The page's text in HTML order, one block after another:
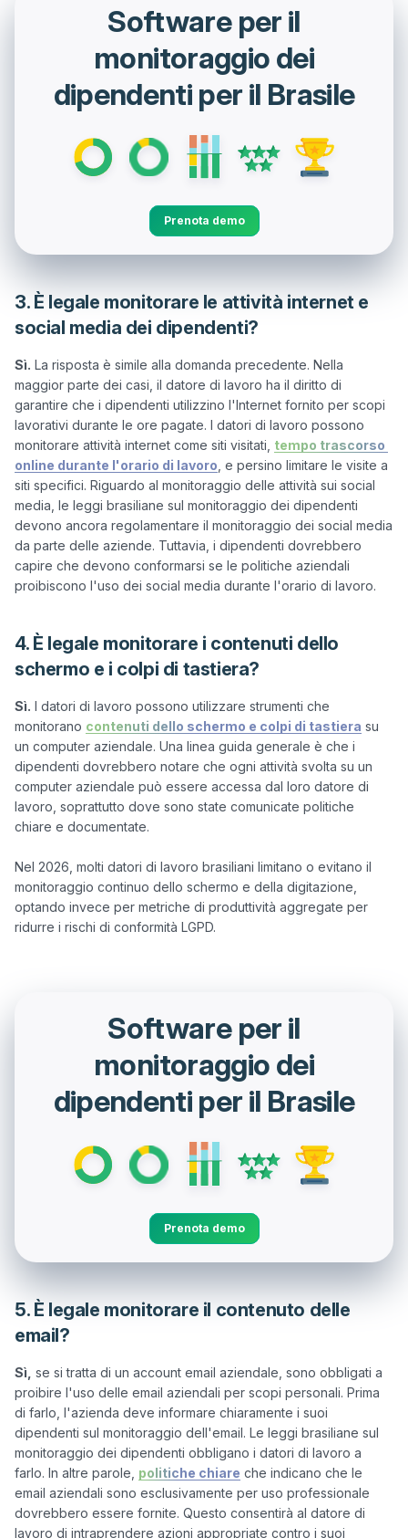
Software per il
monitoraggio dei
dipendenti per il Brasile
Prenota demo
3. È legale monitorare le attività internet e
social media dei dipendenti?
Sì. La risposta è simile alla domanda precedente. Nella
maggior parte dei casi, il datore di lavoro ha il diritto di
garantire che i dipendenti utilizzino l'Internet fornito per scopi
lavorativi durante le ore pagate. I datori di lavoro possono
monitorare attività internet come siti visitati, tempo trascorso
online durante l'orario di lavoro, e persino limitare le visite a
siti specifici. Riguardo al monitoraggio delle attività sui social
media, le leggi brasiliane sul monitoraggio dei dipendenti
devono ancora regolamentare il monitoraggio dei social media
da parte delle aziende. Tuttavia, i dipendenti dovrebbero
capire che devono conformarsi se le politiche aziendali
4. È legale monitorare i contenuti dello
schermo e i colpi di tastiera?
Sì. I datori di lavoro possono utilizzare strumenti che
monitorano contenuti dello schermo e colpi di tastiera su
un computer aziendale. Una linea guida generale è che i
dipendenti dovrebbero notare che ogni attività svolta su un
computer aziendale può essere accessa dal loro datore di
lavoro, soprattutto dove sono state comunicate politiche
chiare e documentate.
Nel 2026, molti datori di lavoro brasiliani limitano o evitano il
monitoraggio continuo dello schermo e della digitazione,
optando invece per metriche di produttività aggregate per
Software per il
monitoraggio dei
dipendenti per il Brasile
Prenota demo
5. È legale monitorare il contenuto delle
email?
Sì, se si tratta di un account email aziendale, sono obbligati a
proibire l'uso delle email aziendali per scopi personali. Prima
di farlo, l'azienda deve informare chiaramente i suoi
dipendenti sul monitoraggio dell'email. Le leggi brasiliane sul
monitoraggio dei dipendenti obbligano i datori di lavoro a
farlo. In altre parole, politiche chiare che indicano che le
email aziendali sono esclusivamente per uso professionale
dovrebbero essere fornite. Questo consentirà al datore di
lavoro di intraprendere azioni appropriate contro i suoi